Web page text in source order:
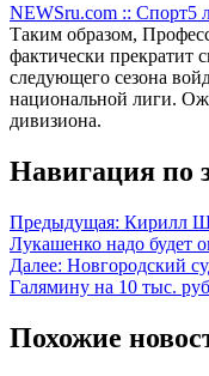
NEWSru.com :: Спорт5
Таким образом,
фактически прекратит
следующего сезона
национальной лиги.
дивизиона.
Навигация по
Предыдущая: Кирилл
Лукашенко надо будет
Далее: Новгородский
Галямину на 10 тыс.
Похожие